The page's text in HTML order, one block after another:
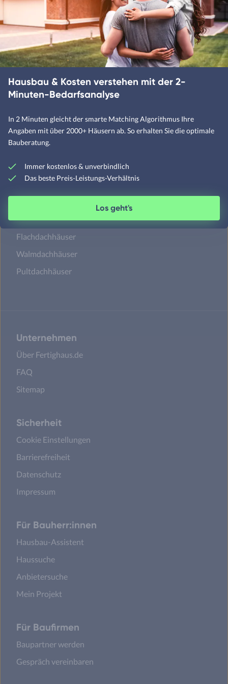
Designerhäuser
Fachwerkhäuser
Klassische Häuser
Landhäuser
Mediterrane Häuser
Moderne Häuser
Skandinavische Häuser
Satteldachhäuser
Flachdachhäuser
Walmdachhäuser
Pultdachhäuser
Unternehmen
Über Fertighaus.de
FAQ
Sitemap
Sicherheit
Cookie Einstellungen
Barrierefreiheit
Datenschutz
Impressum
Für Bauherr:innen
Hausbau-Assistent
Haussuche
Anbietersuche
Mein Projekt
Für Baufirmen
Baupartner werden
Gespräch vereinbaren
Hausbau & Kosten verstehen mit der 2-
Minuten-Bedarfsanalyse
In 2 Minuten gleicht der smarte Matching Algorithmus Ihre
Angaben mit über 2000+ Häusern ab. So erhalten Sie die optimale
Bauberatung.
Immer kostenlos & unverbindlich
Das beste Preis-Leistungs-Verhältnis
Los geht's